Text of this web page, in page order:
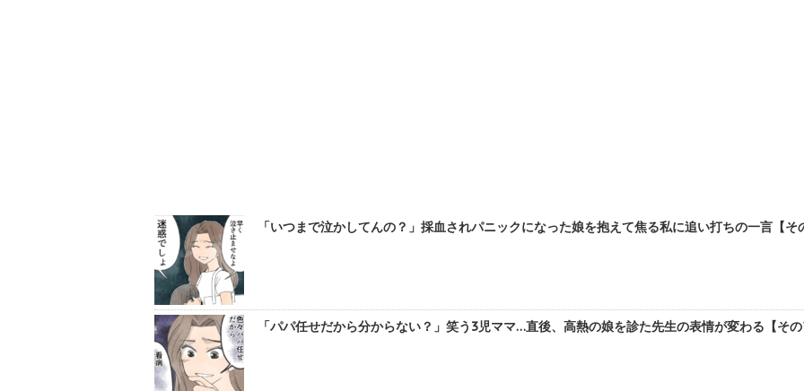
「いつまで泣かしてんの？」採血されパニックになった娘を抱えて焦る私に追い打ちの一言【
「パパ任せだから分からない？」笑う3児ママ…直後、高熱の娘を診た先生の表情が変わる【そ